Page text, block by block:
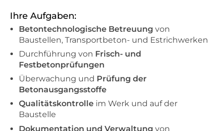
Ihre Aufgaben:
Betontechnologische Betreuung von
Baustellen, Transportbeton- und Estrichwerken
Durchführung von Frisch- und
Festbetonprüfungen
Überwachung und Prüfung der
Betonausgangsstoffe
Qualitätskontrolle im Werk und auf der
Baustelle
Dokumentation und Verwaltung von